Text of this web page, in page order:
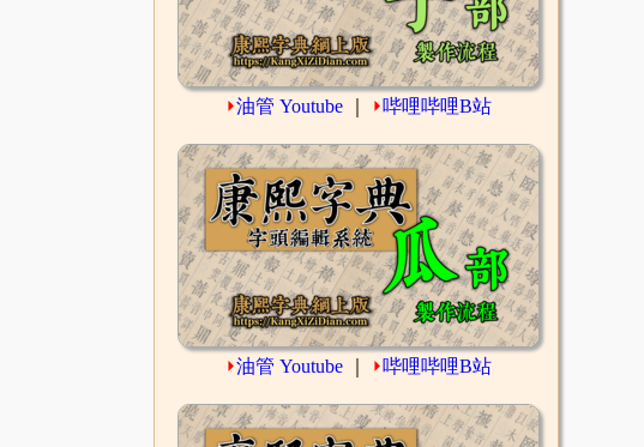
⏵油管 Youtube ⏵哔哩哔哩B站
⏵油管 Youtube ⏵哔哩哔哩B站